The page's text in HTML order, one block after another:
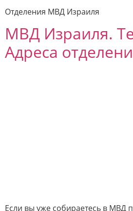
Отделения МВД Израиля
МВД Израиля.
Адреса
Если вы уже собираетесь в МВД